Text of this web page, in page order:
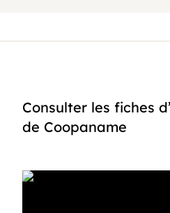
Consulter les fiches
de Coopaname